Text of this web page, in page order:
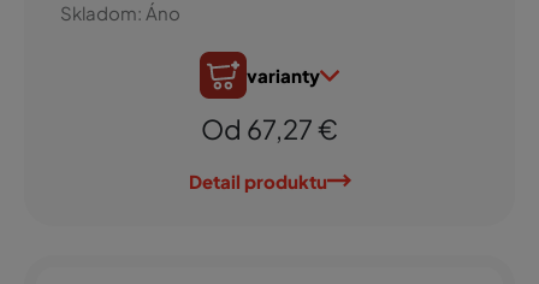
Skladom: Áno
varianty
Od 67,27 €
Detail produktu